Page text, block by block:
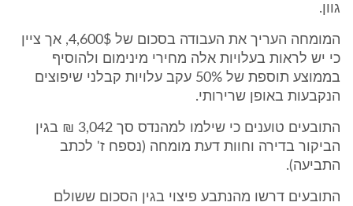
גוון.
המומחה העריך את העבודה בסכום של 4,600$, אך ציין
כי יש לראות בעלויות אלה מחירי מינימום ולהוסיף
בממוצע תוספת של 50% עקב עלויות קבלני שיפוצים
הנקבעות באופן שרירותי.
התובעים טוענים כי שילמו למהנדס סך 3,042 ₪ בגין
הביקור בדירה וחוות דעת מומחה (נספח ז' לכתב
התביעה).
התובעים דרשו מהנתבע פיצוי בגין הסכום ששולם